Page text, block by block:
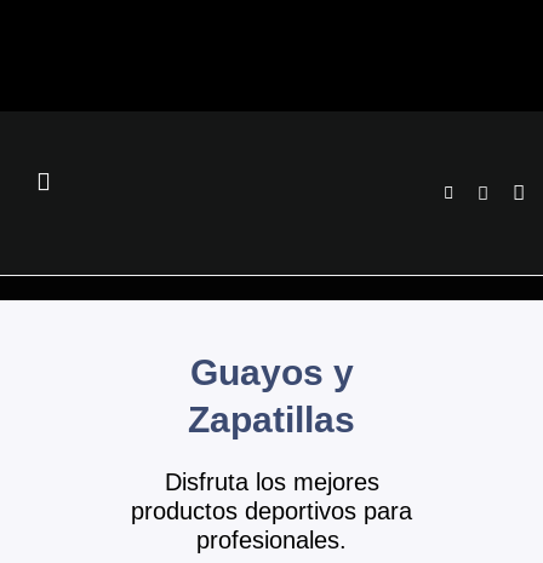
Guayos y
Zapatillas
Disfruta los mejores
productos deportivos para
profesionales.